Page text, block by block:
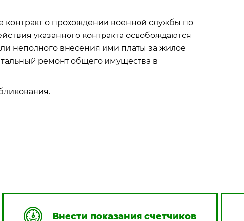
контракт о прохождении военной службы по
указанного контракта освобождаются
неполного внесения ими платы за жилое
ремонт общего имущества в
Внести показания счетчиков